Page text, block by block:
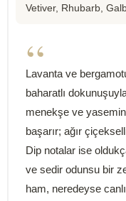
Vetiver, Rhubarb,
“
Lavanta ve
baharatlı
menekşe ve
başarır; ağır
Dip notalar ise
ve sedir odunsu bir
ham, neredeyse